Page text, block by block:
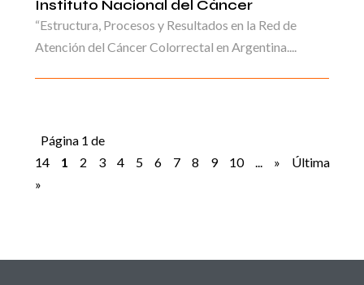
Instituto Nacional del Cáncer
“Estructura, Procesos y Resultados en la Red de
Atención del Cáncer Colorrectal en Argentina....
Página 1 de
14
1 2 3 4 5 6 7 8 9 10 ... »
Última
»